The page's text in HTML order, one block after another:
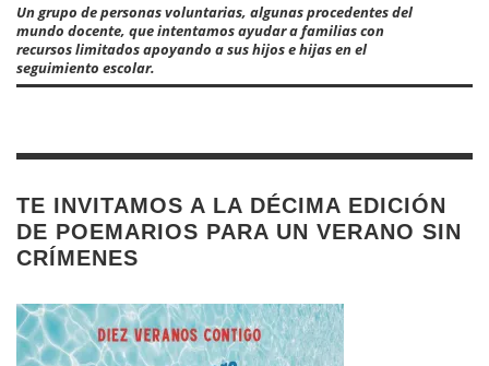
Un grupo de personas voluntarias, algunas procedentes del
mundo docente, que intentamos ayudar a familias con
recursos limitados apoyando a sus hijos e hijas en el
seguimiento escolar.
TE INVITAMOS A LA DÉCIMA EDICIÓN
DE POEMARIOS PARA UN VERANO SIN
CRÍMENES